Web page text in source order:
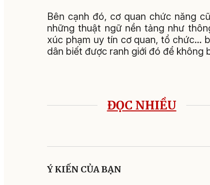
Bên cạnh đó, cơ quan chức năng
những thuật ngữ nền tảng như
xúc phạm uy tín cơ quan, tổ chức...
dân biết được ranh giới đó để không
ĐỌC NHIỀU
Ý KIẾN CỦA BẠN